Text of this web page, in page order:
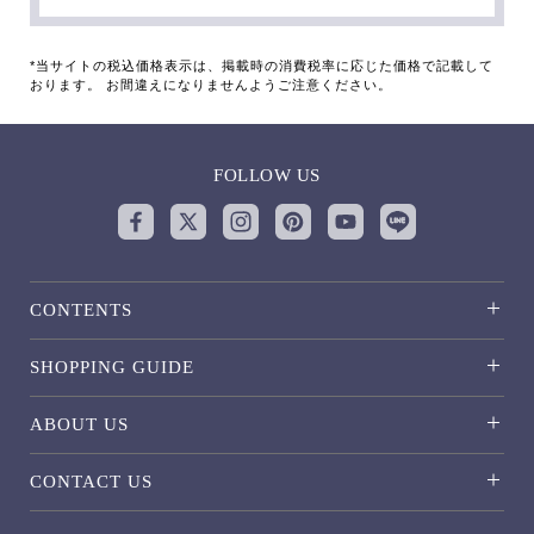
*当サイトの税込価格表示は、掲載時の消費税率に応じた価格で記載して
おります。 お間違えになりませんようご注意ください。
FOLLOW US
CONTENTS
SHOPPING GUIDE
ABOUT US
CONTACT US